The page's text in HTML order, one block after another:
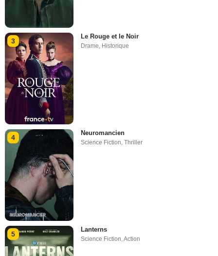
3
Le Rouge et le Noir
Drame Historique
4
Neuromancien
Science Fiction,Thriller
5
Lanterns
Science Fiction,Action